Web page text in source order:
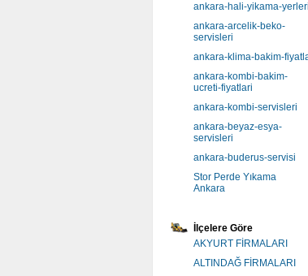
ankara-hali-yikama-yerleri
ankara-arcelik-beko-
servisleri
ankara-klima-bakim-
ankara-kombi-bakim-
ucreti-fiyatlari
ankara-kombi-servisleri
ankara-beyaz-esya-
servisleri
ankara-buderus-servisi
Stor Perde Yıkama
Ankara
İlçelere Göre
AKYURT FİRMALARI
ALTINDAĞ FİRMALARI